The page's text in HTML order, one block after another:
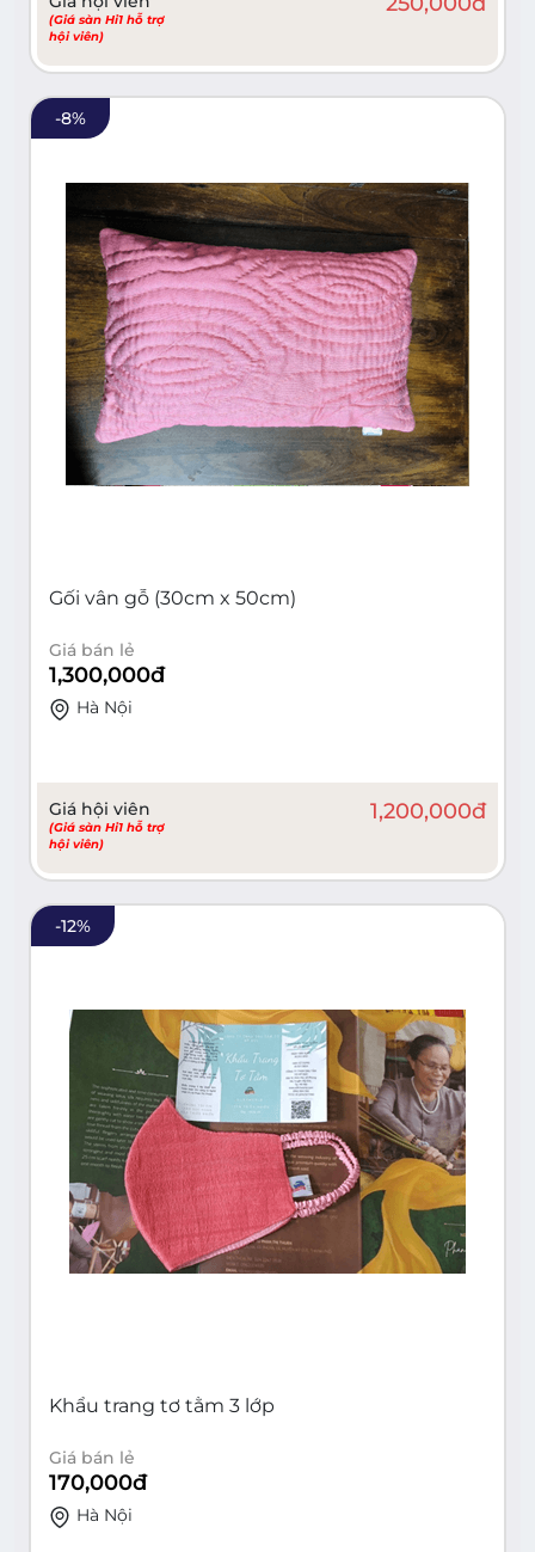
(Giá sàn Hi1 hỗ trợ
hội viên)
-8%
Gối vân gỗ (30cm x 50cm)
Giá bán lẻ
1,300,000đ
Hà Nội
Giá hội viên
(Giá sàn Hi1 hỗ trợ
hội viên)
1,200,000đ
-12%
Khẩu trang tơ tằm 3 lớp
Giá bán lẻ
170,000đ
Hà Nội